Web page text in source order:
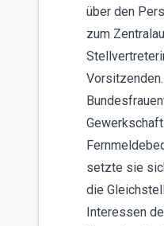
über den
zum
setzte sie
die
Interessen